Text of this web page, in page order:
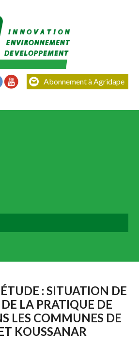
Abonnement à Agridape
: SITUATION DE
LA PRATIQUE DE
LES COMMUNES DE
KOUSSANAR